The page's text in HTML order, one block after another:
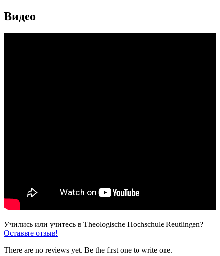
Видео
Учились или учитесь в Theologische Hochschule Reutlingen?
Оставьте отзыв!
There are no reviews yet. Be the first one to write one.